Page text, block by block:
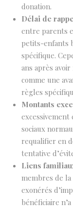
donation.
Délai de
entre parents
petits-enfants
spécifique.
ans après
comme une
règles
Montants
excessivement
sociaux
requalifier en
tentative
Liens
membres de
exonérés
bénéficiaire